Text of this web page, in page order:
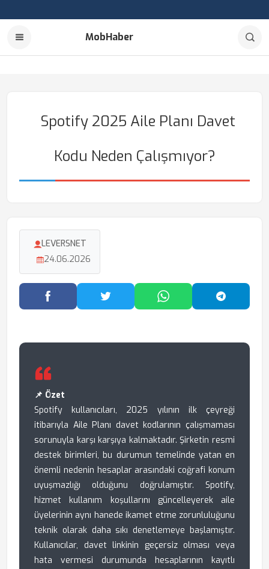
MobHaber
Spotify 2025 Aile Planı Davet
Kodu Neden Çalışmıyor?
LEVERSNET
24.06.2026
Facebook'ta PaylaşTwitter'da PaylaşWhatsApp'ta Paylaş
📌 Özet
Spotify kullanıcıları, 2025 yılının ilk çeyreği
itibarıyla Aile Planı davet kodlarının çalışmaması
sorunuyla karşı karşıya kalmaktadır. Şirketin resmi
destek birimleri, bu durumun temelinde yatan en
önemli nedenin hesaplar arasındaki coğrafi konum
uyuşmazlığı olduğunu doğrulamıştır. Spotify,
hizmet kullanım koşullarını güncelleyerek aile
üyelerinin aynı hanede ikamet etme zorunluluğunu
teknik olarak daha sıkı denetlemeye başlamıştır.
Kullanıcılar, davet linkinin geçersiz olması veya
hata vermesi durumunda hesaplarının kayıtlı